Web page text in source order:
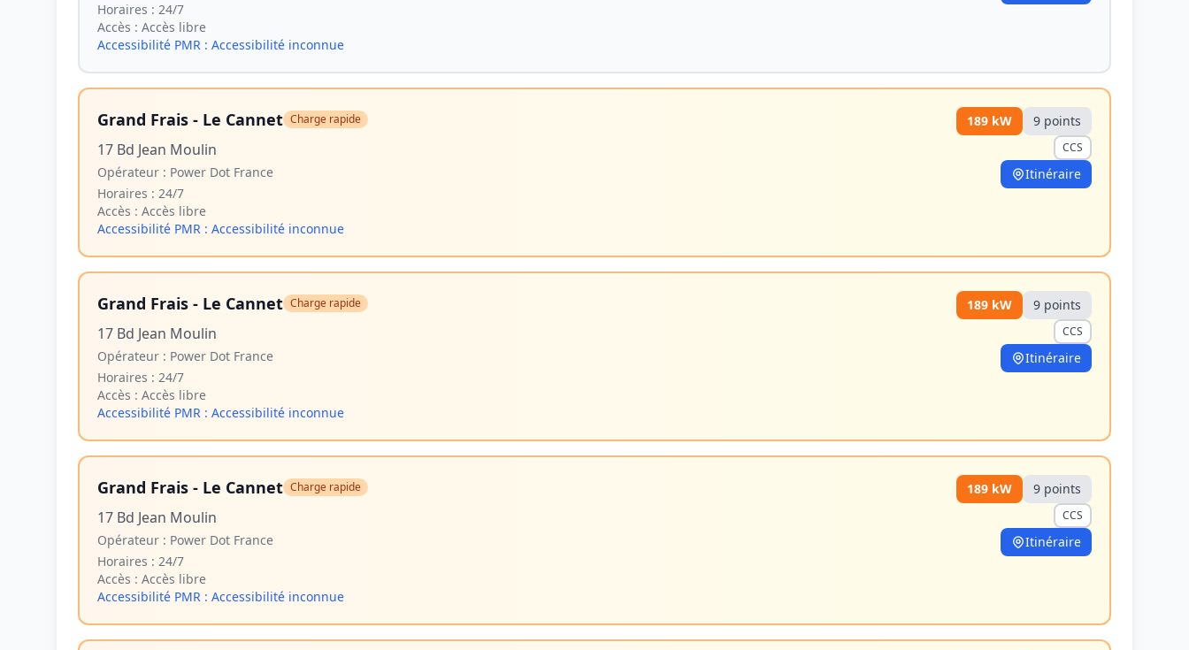
Horaires : 24/7
Accès : Accès libre
Accessibilité PMR : Accessibilité inconnue
Grand Frais - Le Cannet Charge rapide
17 Bd Jean Moulin
Opérateur : Power Dot France
Horaires : 24/7
Accès : Accès libre
Accessibilité PMR : Accessibilité inconnue
189 kW 9 points
CCS
Itinéraire
Grand Frais - Le Cannet Charge rapide
17 Bd Jean Moulin
Opérateur : Power Dot France
Horaires : 24/7
Accès : Accès libre
Accessibilité PMR : Accessibilité inconnue
189 kW 9 points
CCS
Itinéraire
Grand Frais - Le Cannet Charge rapide
17 Bd Jean Moulin
Opérateur : Power Dot France
Horaires : 24/7
Accès : Accès libre
Accessibilité PMR : Accessibilité inconnue
189 kW 9 points
CCS
Itinéraire